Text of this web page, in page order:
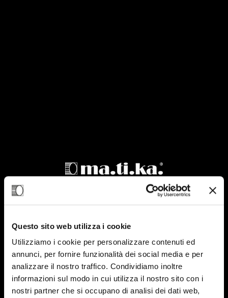
Questo sito web utilizza i cookie
Utilizziamo i cookie per personalizzare contenuti ed
annunci, per fornire funzionalità dei social media e per
analizzare il nostro traffico. Condividiamo inoltre
informazioni sul modo in cui utilizza il nostro sito con i
nostri partner che si occupano di analisi dei dati web,